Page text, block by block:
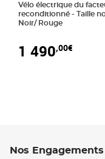
Vélo électrique du
reconditionné - Taille normale -
Noir/ Rouge
1 490,00€
Nos Engagements